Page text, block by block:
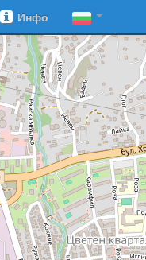
Инфо